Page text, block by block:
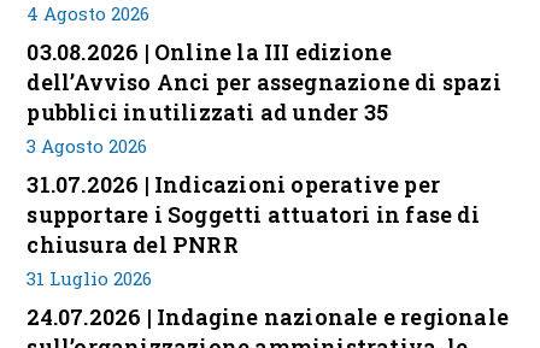
4 Agosto 2026
03.08.2026 | Online la III edizione
dell’Avviso Anci per assegnazione di spazi
pubblici inutilizzati ad under 35
3 Agosto 2026
31.07.2026 | Indicazioni operative per
supportare i Soggetti attuatori in fase di
chiusura del PNRR
31 Luglio 2026
24.07.2026 | Indagine nazionale e regionale